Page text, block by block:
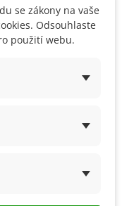
se zákony na vaše
Odsouhlaste
použití webu.